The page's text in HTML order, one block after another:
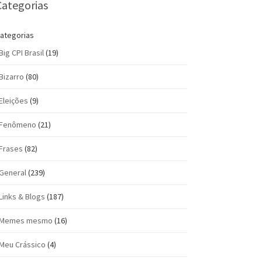
CPI Brasil(19)
(80)
(9)
(21)
(82)
(239)
& Blogs (187)
mesmo (16)
Crássico (4)